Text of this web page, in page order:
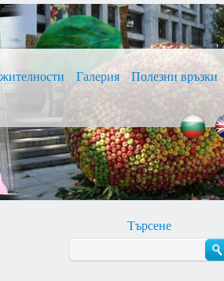
Галерия Полезни връзки
Търсене